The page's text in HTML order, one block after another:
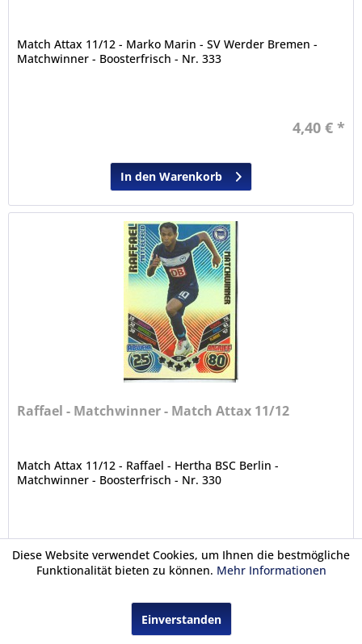
Match Attax 11/12 - Marko Marin - SV Werder Bremen -
Matchwinner - Boosterfrisch - Nr. 333
4,40 € *
In den Warenkorb
Raffael - Matchwinner - Match Attax 11/12
Match Attax 11/12 - Raffael - Hertha BSC Berlin -
Matchwinner - Boosterfrisch - Nr. 330
3,90 € *
Diese Website verwendet Cookies, um Ihnen die bestmögliche
Funktionalität bieten zu können. Mehr Informationen
Einverstanden